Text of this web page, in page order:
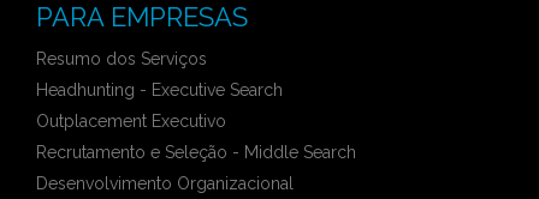
PARA EMPRESAS
Resumo dos Serviços
Headhunting - Executive Search
Outplacement Executivo
Recrutamento e Seleção - Middle Search
Desenvolvimento Organizacional